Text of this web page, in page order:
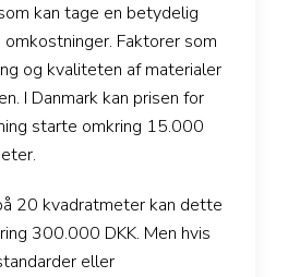
kan tage en betydelig
Faktorer som
og kvaliteten af materialer
I Danmark kan prisen for
starte omkring 15.000
20 kvadratmeter kan dette
300.000 DKK. Men hvis
eller